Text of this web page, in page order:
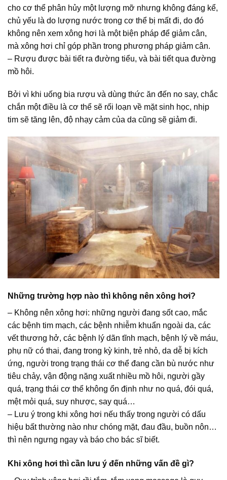
cho cơ thể phân hủy một lượng mỡ nhưng không đáng kể,
chủ yếu là do lượng nước trong cơ thể bị mất đi, do đó
không nên xem xông hơi là một biện pháp để giảm cân,
mà xông hơi chỉ góp phần trong phương pháp giảm cân.
– Rượu được bài tiết ra đường tiểu, và bài tiết qua đường
mồ hôi.
Bởi vì khi uống bia rượu và dùng thức ăn đến no say, chắc
chắn một điều là cơ thể sẽ rối loạn về mặt sinh học, nhịp
tim sẽ tăng lên, độ nhạy cảm của da cũng sẽ giảm đi.
Những trường hợp nào thì không nên xông hơi?
– Không nên xông hơi: những người đang sốt cao, mắc
các bệnh tim mạch, các bệnh nhiễm khuẩn ngoài da, các
vết thương hở, các bệnh lý dãn tĩnh mạch, bệnh lý về máu,
phụ nữ có thai, đang trong kỳ kinh, trẻ nhỏ, da dễ bị kích
ứng, người trong trạng thái cơ thể đang cần bù nước như
tiêu chảy, vận động nặng xuất nhiều mồ hôi, người gầy
quá, trạng thái cơ thể không ổn định như no quá, đói quá,
mệt mỏi quá, suy nhược, say quá…
– Lưu ý trong khi xông hơi nếu thấy trong người có dấu
hiệu bất thường nào như chóng mặt, đau đầu, buồn nôn…
thì nên ngưng ngay và báo cho bác sĩ biết.
Khi xông hơi thì cần lưu ý đến những vấn đề gì?